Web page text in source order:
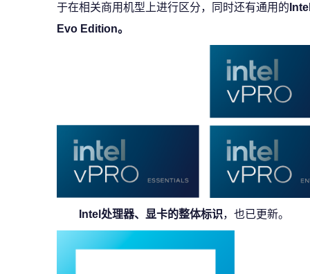
于在相关商用机型上进行区分，同时还有通用的
Evo Edition。
Intel处理器、显卡的整体标识，也已更新。